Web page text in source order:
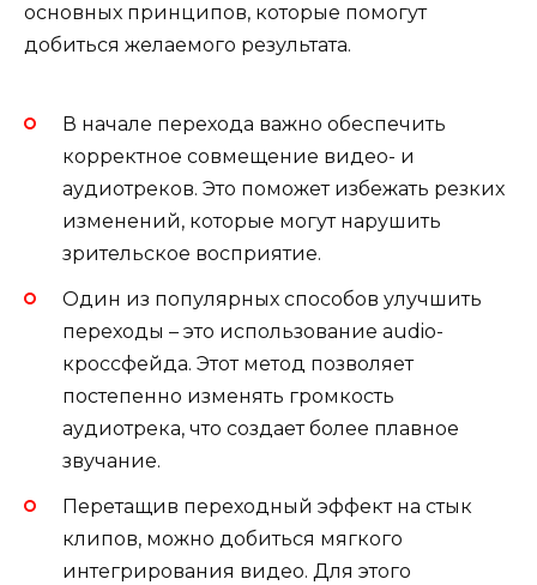
основных принципов, которые помогут
добиться желаемого результата.
В начале перехода важно обеспечить
корректное совмещение видео- и
аудиотреков. Это поможет избежать резких
изменений, которые могут нарушить
зрительское восприятие.
Один из популярных способов улучшить
переходы – это использование audio-
кроссфейда. Этот метод позволяет
постепенно изменять громкость
аудиотрека, что создает более плавное
звучание.
Перетащив переходный эффект на стык
клипов, можно добиться мягкого
интегрирования видео. Для этого